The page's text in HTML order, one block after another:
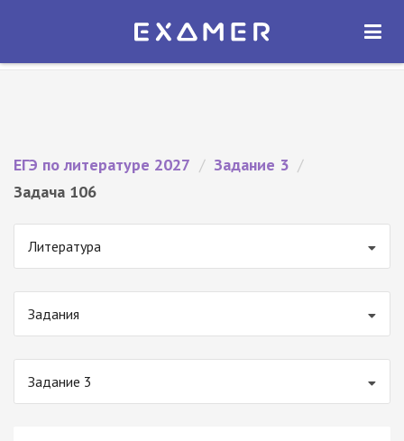
Экзамер — ЕГЭ 2027
ОТКРЫТЬ
ЕГЭ по литературе 2027 / Задание 3 /
Задача 106
Литература
Задания
Задание 3